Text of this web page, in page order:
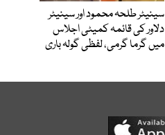
سینیٹر طلحہ محمود اور سینیٹر
دلاور کی قائمہ کمیٹی اجلاس
میں گرما گرمی، لفظی گولہ باری